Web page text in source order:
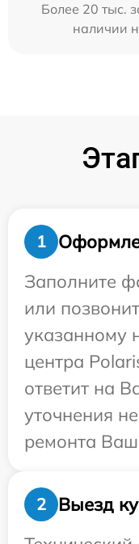
Более 20 тыс.
наличии
1
Заполните
или
указанному
центра
ответит на
уточнения
ремонта
2
Выезд